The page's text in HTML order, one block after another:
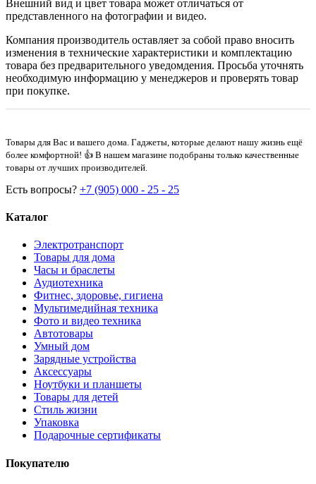
Внешний вид и цвет товара может отличаться от
представленного на фотографии и видео.
Компания производитель оставляет за собой право вносить
изменения в технические характеристики и комплектацию
товара без предварительного уведомдения. Просьба уточнять
необходимую информацию у менеджеров и проверять товар
при покупке.
Товары для Вас и вашего дома. Гаджеты, которые делают нашу жизнь ещё
более комфортной! 👍 В нашем магазине подобраны только качественные
товары от лучших производителей.
Есть вопросы? +7 (905) 000 - 25 - 25
Каталог
Электротранспорт
Товары для дома
Часы и браслеты
Аудиотехника
Фитнес, здоровье, гигиена
Мультимедийная техника
Фото и видео техника
Автотовары
Умный дом
Зарядные устройства
Аксессуары
Ноутбуки и планшеты
Товары для детей
Стиль жизни
Упаковка
Подарочные сертификаты
Покупателю